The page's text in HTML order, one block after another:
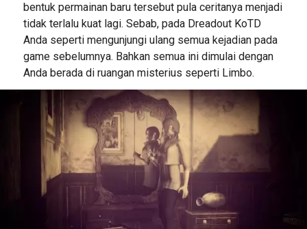
bentuk permainan baru tersebut pula ceritanya menjadi
tidak terlalu kuat lagi. Sebab, pada Dreadout KoTD
Anda seperti mengunjungi ulang semua kejadian pada
game sebelumnya. Bahkan semua ini dimulai dengan
Anda berada di ruangan misterius seperti Limbo.